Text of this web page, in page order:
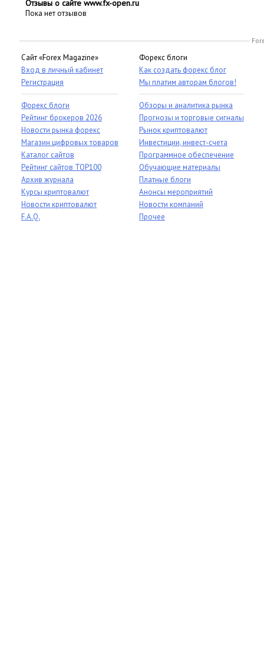
Отзывы о сайте www.fx-open.ru
Пока нет отзывов
Сайт «Forex Magazine»
Вход в личный кабинет
Регистрация
Форекс блоги
Рейтинг брокеров 2026
Новости рынка форекс
Магазин цифровых товаров
Каталог сайтов
Рейтинг сайтов TOP100
Архив журнала
Курсы криптовалют
Новости криптовалют
F.A.Q.
Форекс блоги
Как создать форекс блог
Мы платим авторам блогов!
Обзоры и аналитика рынка
Прогнозы и торговые сигналы
Рынок криптовалют
Инвестиции, инвест-счета
Программное обеспечение
Обучающие материалы
Платные блоги
Анонсы мероприятий
Новости компаний
Прочее